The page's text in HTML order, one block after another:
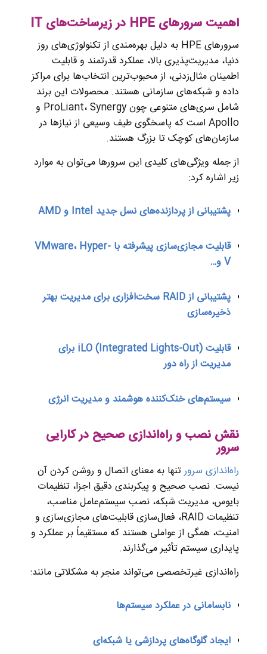
اهمیت سرورهای HPE در زیرساخت‌های IT
سرورهای HPE به دلیل بهره‌مندی از تکنولوژی‌های روز
دنیا، مدیریت‌پذیری بالا، عملکرد قدرتمند و قابلیت
اطمینان مثال‌زدنی، از محبوب‌ترین انتخاب‌ها برای مراکز
داده و شبکه‌های سازمانی هستند. محصولات این برند
شامل سری‌های متنوعی چون ProLiant، Synergy و
Apollo است که پاسخگوی طیف وسیعی از نیازها در
سازمان‌های کوچک تا بزرگ هستند.
از جمله ویژگی‌های کلیدی این سرورها می‌توان به موارد
زیر اشاره کرد:
پشتیبانی از پردازنده‌های نسل جدید Intel و AMD
قابلیت مجازی‌سازی پیشرفته با VMware، Hyper-
V و…
پشتیبانی از RAID سخت‌افزاری برای مدیریت بهتر
ذخیره‌سازی
قابلیت iLO (Integrated Lights-Out) برای
مدیریت از راه دور
سیستم‌های خنک‌کننده هوشمند و مدیریت انرژی
نقش نصب و راه‌اندازی صحیح در کارایی
سرور
راه‌اندازی سرورتنها به معنای اتصال و روشن کردن آن
نیست. نصب صحیح و پیکربندی دقیق اجزا، تنظیمات
بایوس، مدیریت شبکه، نصب سیستم‌عامل مناسب،
تنظیمات RAID، فعال‌سازی قابلیت‌های مجازی‌سازی و
امنیت، همگی از عواملی هستند که مستقیماً بر عملکرد و
پایداری سیستم تأثیر می‌گذارند.
راه‌اندازی غیرتخصصی می‌تواند منجر به مشکلاتی مانند:
نابسامانی در عملکرد سیستم‌ها
ایجاد گلوگاه‌های پردازشی یا شبکه‌ای